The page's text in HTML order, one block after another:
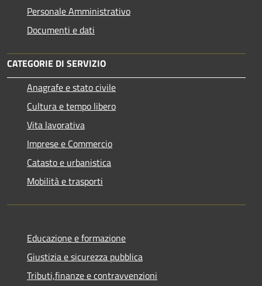
Personale Amministrativo
Documenti e dati
CATEGORIE DI SERVIZIO
Anagrafe e stato civile
Cultura e tempo libero
Vita lavorativa
Imprese e Commercio
Catasto e urbanistica
Mobilità e trasporti
Educazione e formazione
Giustizia e sicurezza pubblica
Tributi,finanze e contravvenzioni